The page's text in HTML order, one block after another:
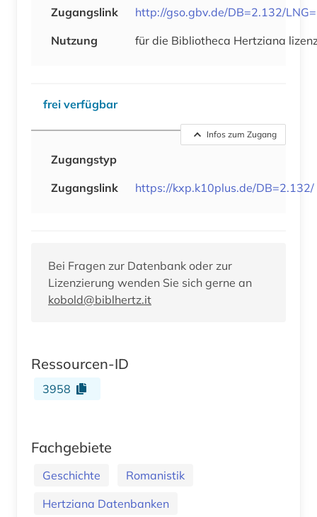
Zugangslink
http://gso.gbv.de/DB=2.132/
Nutzung
für die Bibliotheca Hertziana
frei verfügbar
Infos zum Zugang
Zugangstyp
Zugangslink
https://kxp.k10plus.de/DB=2.132/
Bei Fragen zur Datenbank oder zur
Lizenzierung wenden Sie sich gerne an
kobold@biblhertz.it
Ressourcen-ID
3958
Fachgebiete
Geschichte
Romanistik
Hertziana Datenbanken